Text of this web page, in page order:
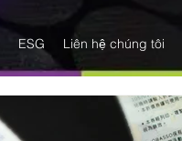
ESG Liên hệ chúng tôi